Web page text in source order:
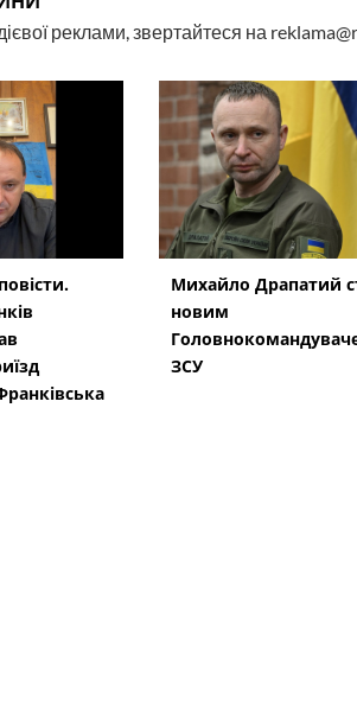
реклами, звертайтеся на
Михайло Драпатий
новим
ЗСУ